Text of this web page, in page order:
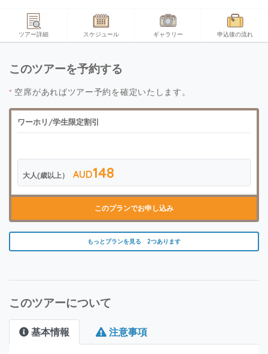
ツアー詳細 スケジュール ギャラリー 申込後の流れ
このツアーを予約する
* 空席があればツアー予約を確定いたします。
ワーホリ/学生限定割引
大人(歳以上） AUD148
このプランでお申し込み
もっとプランを見る 2つあります
このツアーについて
基本情報 注意事項